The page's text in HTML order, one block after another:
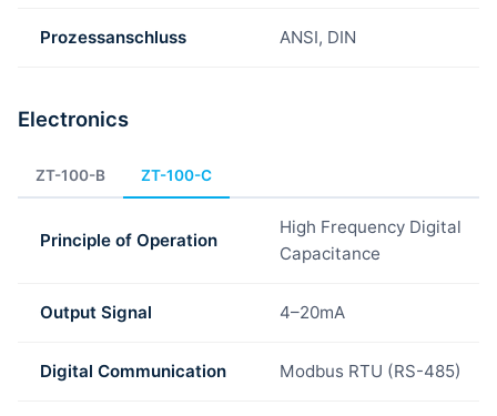
Prozessanschluss ANSI, DIN
Electronics
ZT-100-B ZT-100-C
Principle of Operation
High Frequency Digital
Capacitance
Output Signal 4–20mA
Digital Communication Modbus RTU (RS-485)